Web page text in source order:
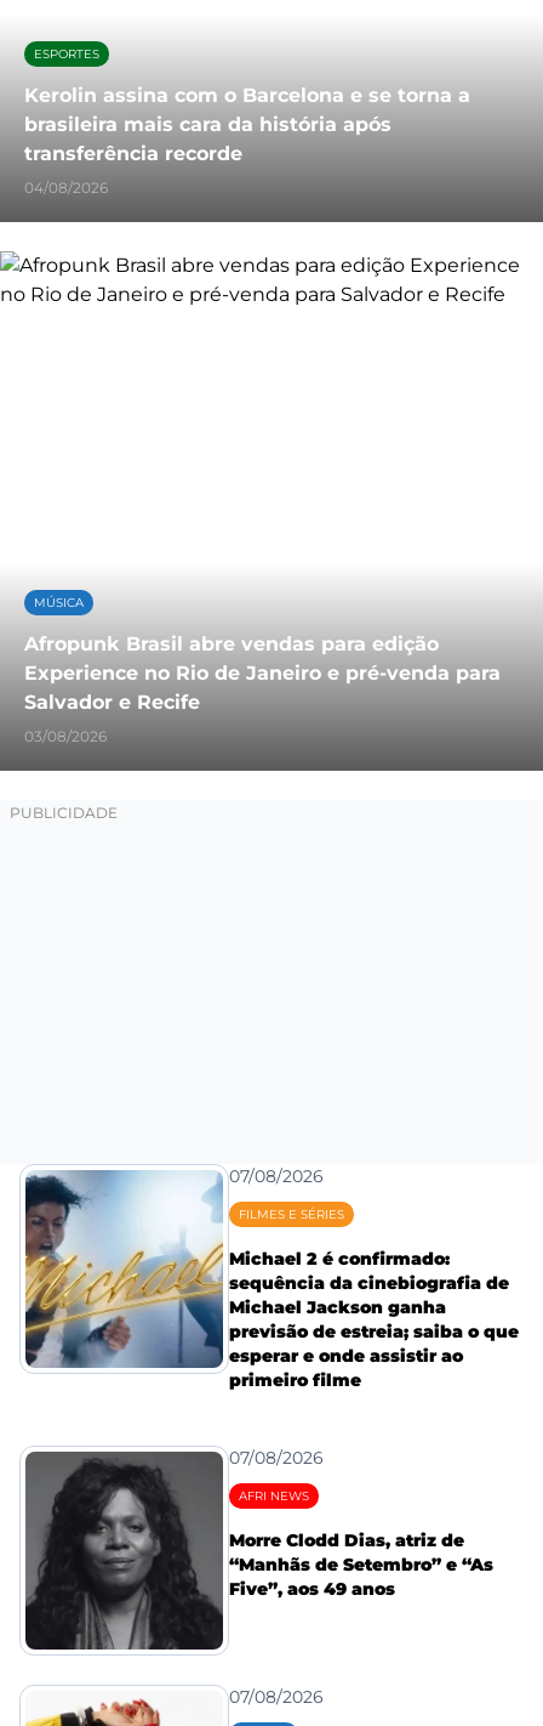
ESPORTES
Kerolin assina com o Barcelona e se torna a
brasileira mais cara da história após
transferência recorde
04/08/2026
MÚSICA
Afropunk Brasil abre vendas para edição
Experience no Rio de Janeiro e pré-venda para
Salvador e Recife
03/08/2026
07/08/2026
FILMES E SÉRIES
Michael 2 é confirmado:
sequência da cinebiografia de
Michael Jackson ganha
previsão de estreia; saiba o que
esperar e onde assistir ao
primeiro filme
07/08/2026
AFRI NEWS
Morre Clodd Dias, atriz de
“Manhãs de Setembro” e “As
Five”, aos 49 anos
07/08/2026